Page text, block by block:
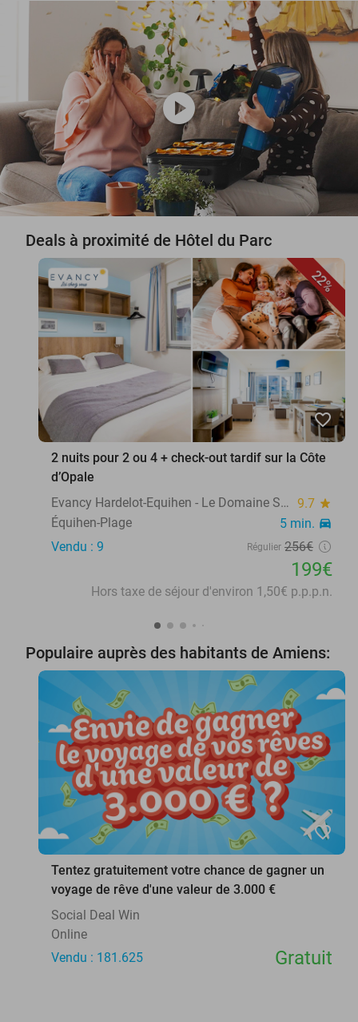
play_circle
Deals à proximité de Hôtel du Parc
22%
favorite_border
2 nuits pour 2 ou 4 + check-out tardif sur la Côte
d’Opale
Evancy Hardelot-Equihen - Le Domaine Sauvage 9.7 star
Équihen-Plage 5 min. directions_car
Vendu : 9 Régulier 256€
199€
Hors taxe de séjour d'environ 1,50€ p.p.p.n.
Populaire auprès des habitants de Amiens:
favorite_border
Tentez gratuitement votre chance de gagner un
voyage de rêve d'une valeur de 3.000 €
Social Deal Win
Online
Vendu : 181.625
Gratuit